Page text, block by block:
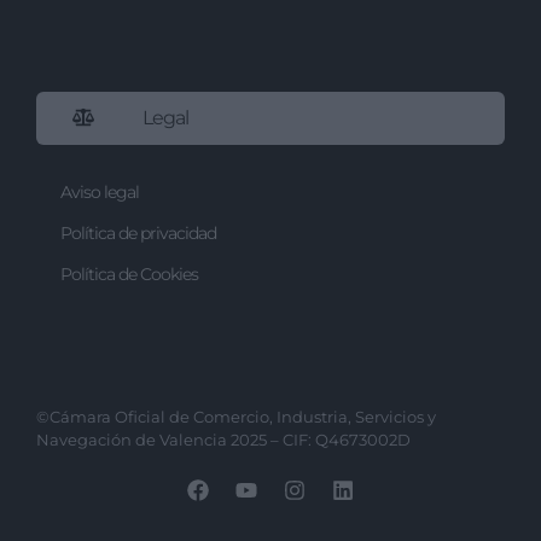
Legal
Aviso legal
Política de privacidad
Política de Cookies
©Cámara Oficial de Comercio, Industria, Servicios y
Navegación de Valencia 2025 – CIF: Q4673002D